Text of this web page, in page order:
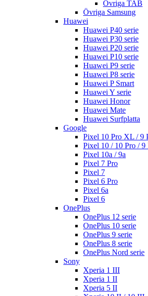
Övriga TAB
Övriga Samsung
Huawei
Huawei P40 serie
Huawei P30 serie
Huawei P20 serie
Huawei P10 serie
Huawei P9 serie
Huawei P8 serie
Huawei P Smart
Huawei Y serie
Huawei Honor
Huawei Mate
Huawei Surfplatta
Google
Pixel 10 Pro XL / 9
Pixel 10 / 10 Pro / 9
Pixel 10a / 9a
Pixel 7 Pro
Pixel 7
Pixel 6 Pro
Pixel 6a
Pixel 6
OnePlus
OnePlus 12 serie
OnePlus 10 serie
OnePlus 9 serie
OnePlus 8 serie
OnePlus Nord serie
Sony
Xperia 1 III
Xperia 1 II
Xperia 5 II